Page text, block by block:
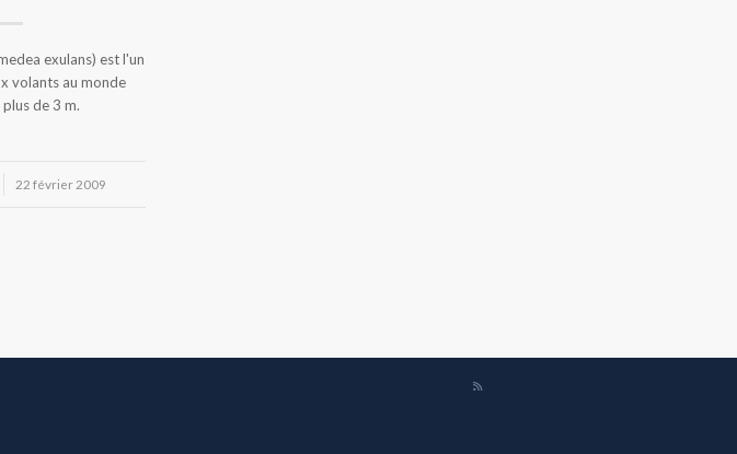
exulans) est l'un
volants au monde
de 3 m.
22 février 2009